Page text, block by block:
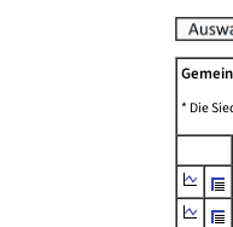
* Die